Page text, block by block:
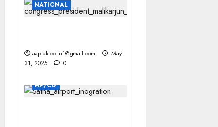
NATIONAL
aaptak.co.in1@gmail.com
May
31, 2025
0
MP/CG